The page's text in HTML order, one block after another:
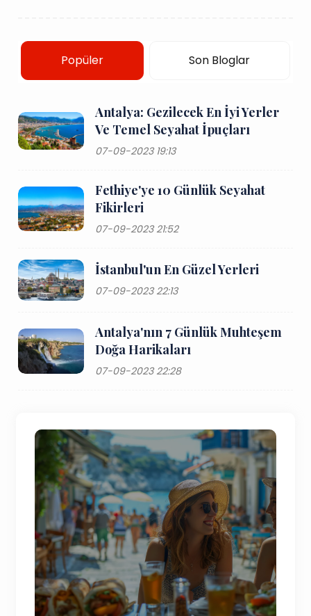
Popüler Son Bloglar
Antalya: Gezilecek En İyi Yerler
Ve Temel Seyahat İpuçları
07-09-2023 19:13
Fethiye'ye 10 Günlük Seyahat
Fikirleri
07-09-2023 21:52
İstanbul'un En Güzel Yerleri
07-09-2023 22:13
Antalya'nın 7 Günlük Muhteşem
Doğa Harikaları
07-09-2023 22:28